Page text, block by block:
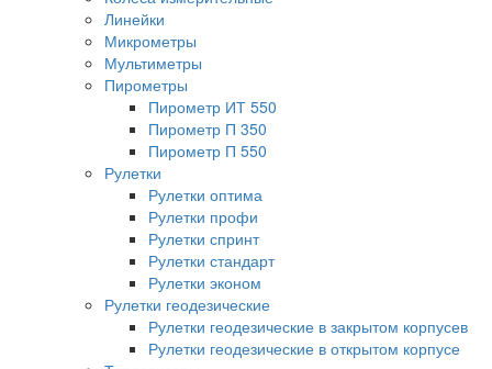
Линейки
Микрометры
Мультиметры
Пирометры
Пирометр ИТ 550
Пирометр П 350
Пирометр П 550
Рулетки
Рулетки оптима
Рулетки профи
Рулетки спринт
Рулетки стандарт
Рулетки эконом
Рулетки геодезические
Рулетки геодезические в закрытом корпусев
Рулетки геодезические в открытом корпусе